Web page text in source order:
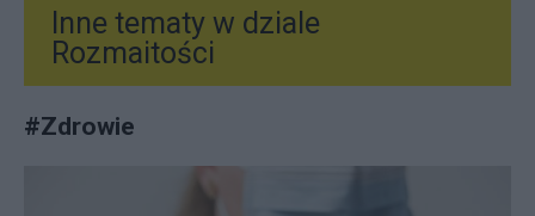
Inne tematy w dziale
Rozmaitości
#Zdrowie